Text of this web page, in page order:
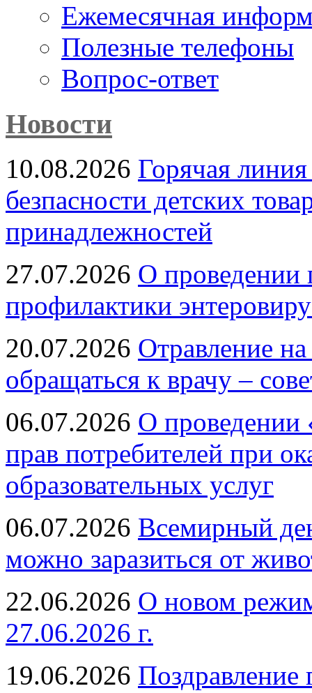
Ежемесячная
Полезные телефоны
Вопрос-ответ
Новости
10.08.2026 Горячая
безпасности детских
принадлежностей
27.07.2026 О проведении
профилактики
20.07.2026 Отравление
обращаться к врачу –
06.07.2026 О проведении
прав потребителей при
образовательных услуг
06.07.2026 Всемирный
можно заразиться от
22.06.2026 О новом
27.06.2026 г.
19.06.2026 Поздравление